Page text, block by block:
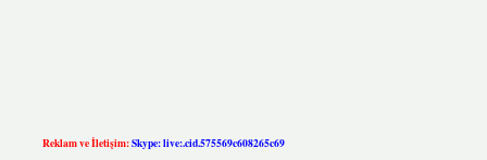
Reklam ve İletişim:Skype: live:.cid.575569c608265c69